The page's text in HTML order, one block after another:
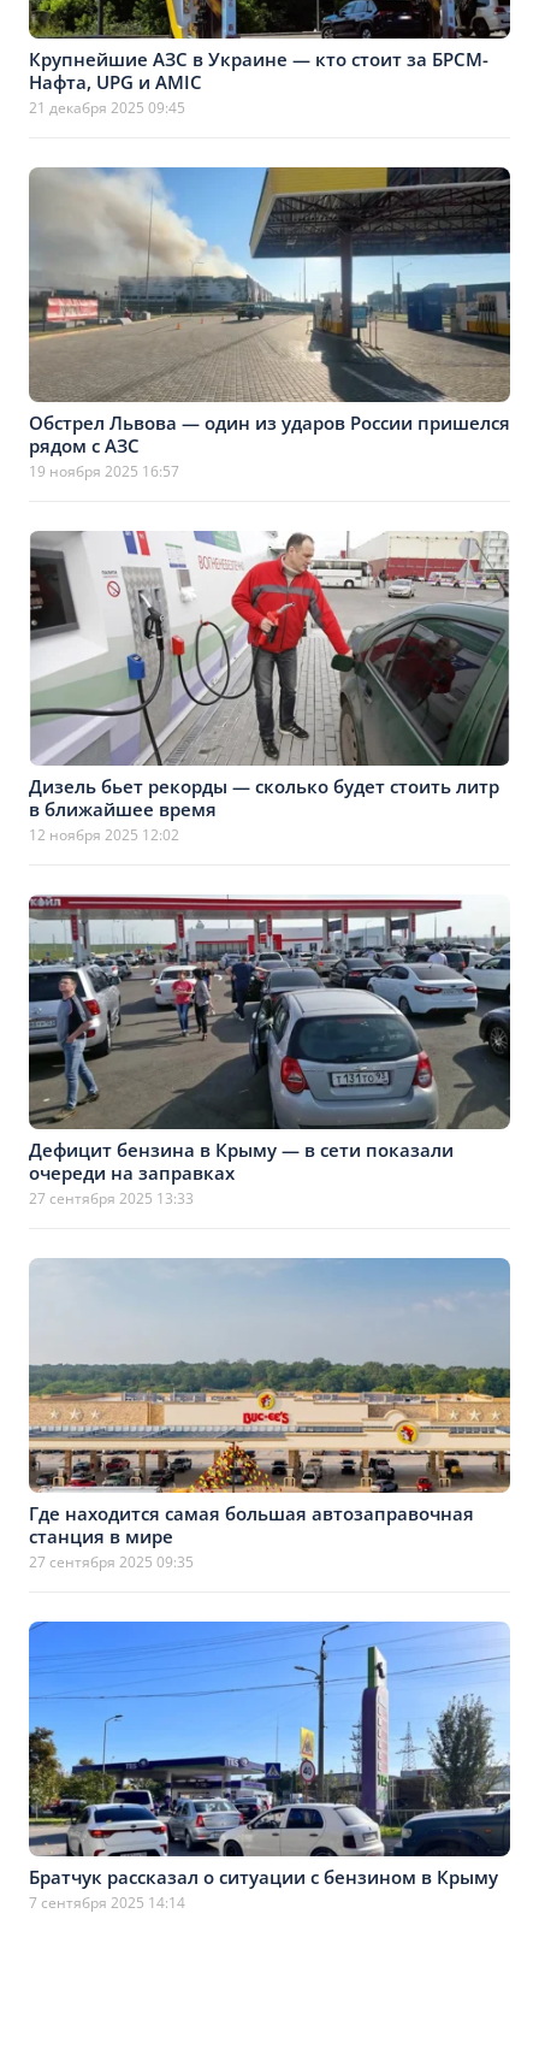
Крупнейшие АЗС в Украине — кто стоит за БРСМ-
Нафта, UPG и AMIC
21 декабря 2025 09:45
Обстрел Львова — один из ударов России пришелся
рядом с АЗС
19 ноября 2025 16:57
Дизель бьет рекорды — сколько будет стоить литр
в ближайшее время
12 ноября 2025 12:02
Дефицит бензина в Крыму — в сети показали
очереди на заправках
27 сентября 2025 13:33
Где находится самая большая автозаправочная
станция в мире
27 сентября 2025 09:35
Братчук рассказал о ситуации с бензином в Крыму
7 сентября 2025 14:14